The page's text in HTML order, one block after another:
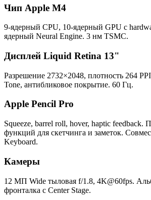
Чип Apple M4
9-ядерный CPU, 10-ядерный GPU с
ядерный Neural Engine. 3 нм TSMC.
Дисплей Liquid Retina 13"
Разрешение 2732×2048, плотность 264
Tone, антибликовое покрытие. 60 Гц.
Apple Pencil Pro
Squeeze, barrel roll, hover, haptic feedback.
функций для скетчинга и заметок.
Keyboard.
Камеры
12 МП Wide тыловая f/1.8, 4K@60fps.
фронталка с Center Stage.